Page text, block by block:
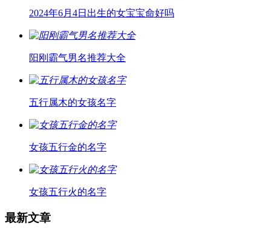
2024年6月4日出生的女宝宝命好吗
阳刚霸气男名推荐大全
五行属木的女孩名字
女孩五行金的名字
女孩五行火的名字
最新文章